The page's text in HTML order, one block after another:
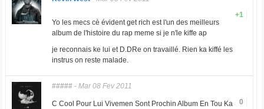
+1
Yo les mecs cè évident get rich est l'un des meilleurs
album de l'histoire du rap meme si je n'le kiffe ap
je reconnais ke lui et D.DRe on travaillé. Rien ka kiffé les
instrus on reste malade.
#####- Mar 08 Fev 2011
0
C Cool Pour Lui Vivemen Sont Prochin Album En Tou Ka